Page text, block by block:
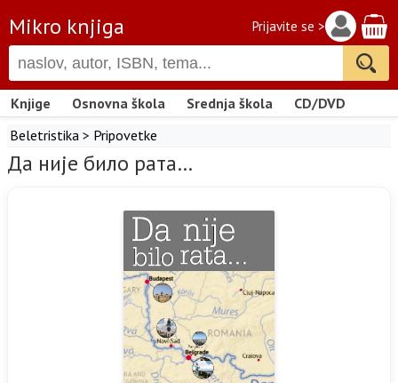
Mikro knjiga Prijavite se >
Knjige Osnovna škola Srednja škola
CD/DVD
Beletristika > Pripovetke
Да није било рата…